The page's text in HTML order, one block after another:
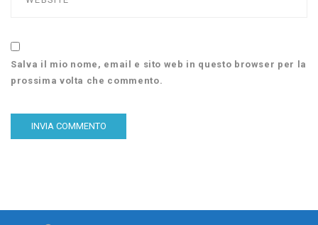
Salva il mio nome, email e sito web in questo browser per la
prossima volta che commento.